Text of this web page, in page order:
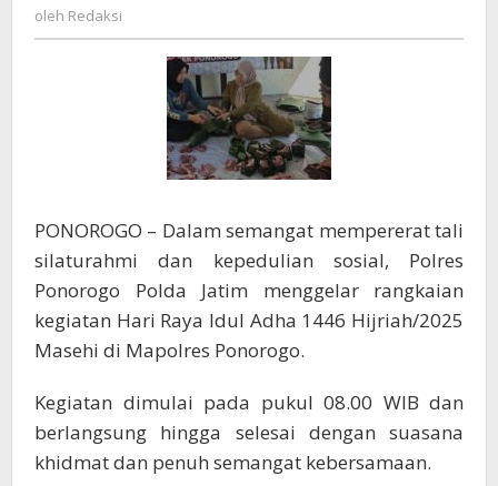
Pakai
Daun
Pisang
oleh Redaksi
PONOROGO – Dalam semangat mempererat tali
silaturahmi dan kepedulian sosial, Polres
Ponorogo Polda Jatim menggelar rangkaian
kegiatan Hari Raya Idul Adha 1446 Hijriah/2025
Masehi di Mapolres Ponorogo.
Kegiatan dimulai pada pukul 08.00 WIB dan
berlangsung hingga selesai dengan suasana
khidmat dan penuh semangat kebersamaan.